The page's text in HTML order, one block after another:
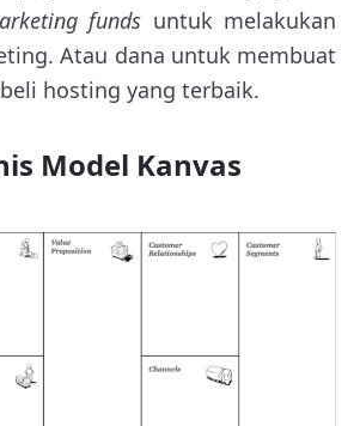
funds untuk melakukan
Atau dana untuk membuat
hosting yang terbaik.
Model Kanvas